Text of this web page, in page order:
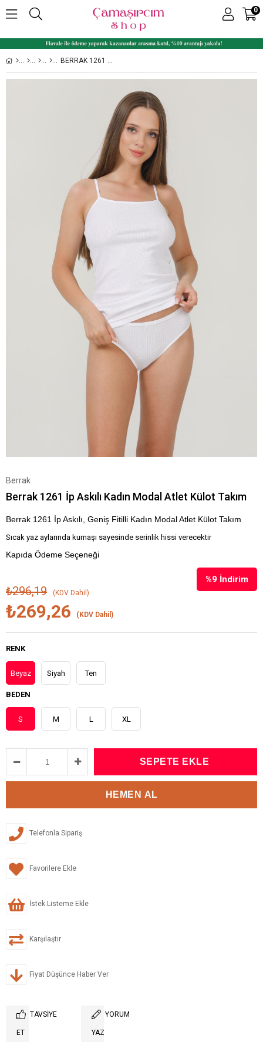
0
BERRAK 1261 İP ASKILI KADIN MODAL ATLET KÜLOT TAKIM
Berrak
Berrak 1261 İp Askılı Kadın Modal Atlet Külot Takım
Berrak 1261 İp Askılı, Geniş Fitilli Kadın Modal Atlet Külot Takım
Sıcak yaz aylarında kumaşı sayesinde serinlik hissi verecektir
Kapıda Ödeme Seçeneği
%9 İndirim
₺296,19 (KDV Dahil)
₺269,26 (KDV Dahil)
RENK
Beyaz Siyah Ten
BEDEN
S M L XL
Telefonla Sipariş
Favorilere Ekle
İstek Listeme Ekle
Karşılaştır
Fiyat Düşünce Haber Ver
TAVSIYE
ET
YORUM
YAZ